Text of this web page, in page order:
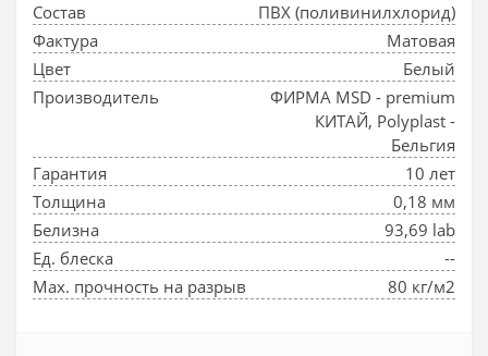
Состав
ПВХ (поливинилхлорид)
Фактура
Матовая
Цвет
Белый
Производитель
ФИРМА MSD - premium
КИТАЙ, Polyplast -
Бельгия
Гарантия
10 лет
Толщина
0,18 мм
Белизна
93,69 lab
Ед. блеска
--
Max. прочность на разрыв
80 кг/м2